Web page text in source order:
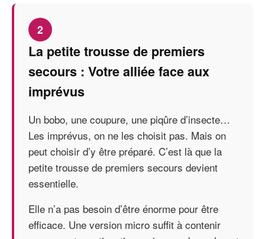
2
La petite trousse de premiers
secours : Votre alliée face aux
imprévus
Un bobo, une coupure, une piqûre d’insecte…
Les imprévus, on ne les choisit pas. Mais on
peut choisir d’y être préparé. C’est là que la
petite trousse de premiers secours devient
essentielle.
Elle n’a pas besoin d’être énorme pour être
efficace. Une version micro suffit à contenir